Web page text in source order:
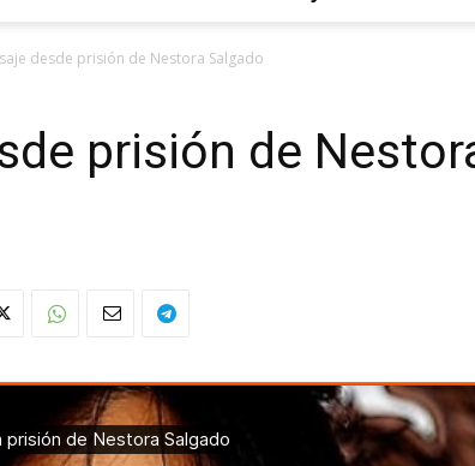
desde prisión de Nestora Salgado
prisión de